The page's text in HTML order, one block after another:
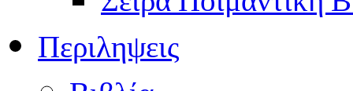
Περιληψεις